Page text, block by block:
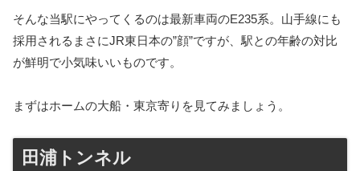
そんな当駅にやってくるのは最新車両のE235系。山手線にも
採用されるまさにJR東日本の”顔”ですが、駅との年齢の対比
が鮮明で小気味いいものです。
まずはホームの大船・東京寄りを見てみましょう。
田浦トンネル